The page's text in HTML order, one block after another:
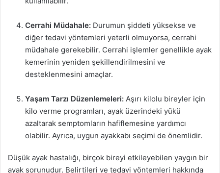
Cerrahi Müdahale: Durumun şiddeti yüksekse ve
diğer tedavi yöntemleri yeterli olmuyorsa, cerrahi
müdahale gerekebilir. Cerrahi işlemler genellikle ayak
kemerinin yeniden şekillendirilmesini ve
desteklenmesini amaçlar.
Yaşam Tarzı Düzenlemeleri: Aşırı kilolu bireyler için
kilo verme programları, ayak üzerindeki yükü
azaltarak semptomların hafiflemesine yardımcı
olabilir. Ayrıca, uygun ayakkabı seçimi de önemlidir.
Düşük ayak hastalığı, birçok bireyi etkileyebilen yaygın bir
ayak sorunudur. Belirtileri ve tedavi yöntemleri hakkında